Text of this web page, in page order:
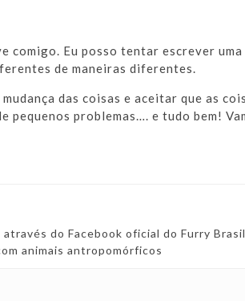
comigo. Eu posso tentar escrever
de maneiras diferentes.
das coisas e aceitar que as
pequenos problemas…. e tudo bem!
do Facebook oficial do Furry
animais antropomórficos